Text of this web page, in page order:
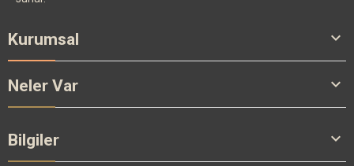
Kurumsal 
Neler Var 
Bilgiler 